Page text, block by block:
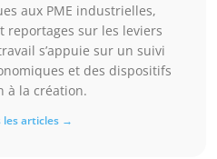
aux PME industrielles,
reportages sur les leviers
s’appuie sur un suivi
et des dispositifs
à la création.
les articles →